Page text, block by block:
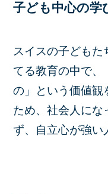
子ども中心の
スイスの子ども
てる教育の中で、
の」という価値観
ため、社会人にな
ず、自立心が強い